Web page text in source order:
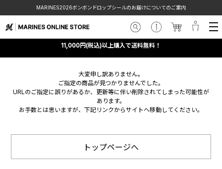
MARINES2026ボンボンドロップシールのお届けについてのご案内
11,000円(税込)以上購入で送料無料！
大変申し訳ありません。
ご指定の商品が見つかりませんでした。
URLのご指定に誤りがあるか、更新等に伴い削除されてしまった可能性が
あります。
お手数とは思いますが、下記リンクからサイトへ移動してください。
トップページへ